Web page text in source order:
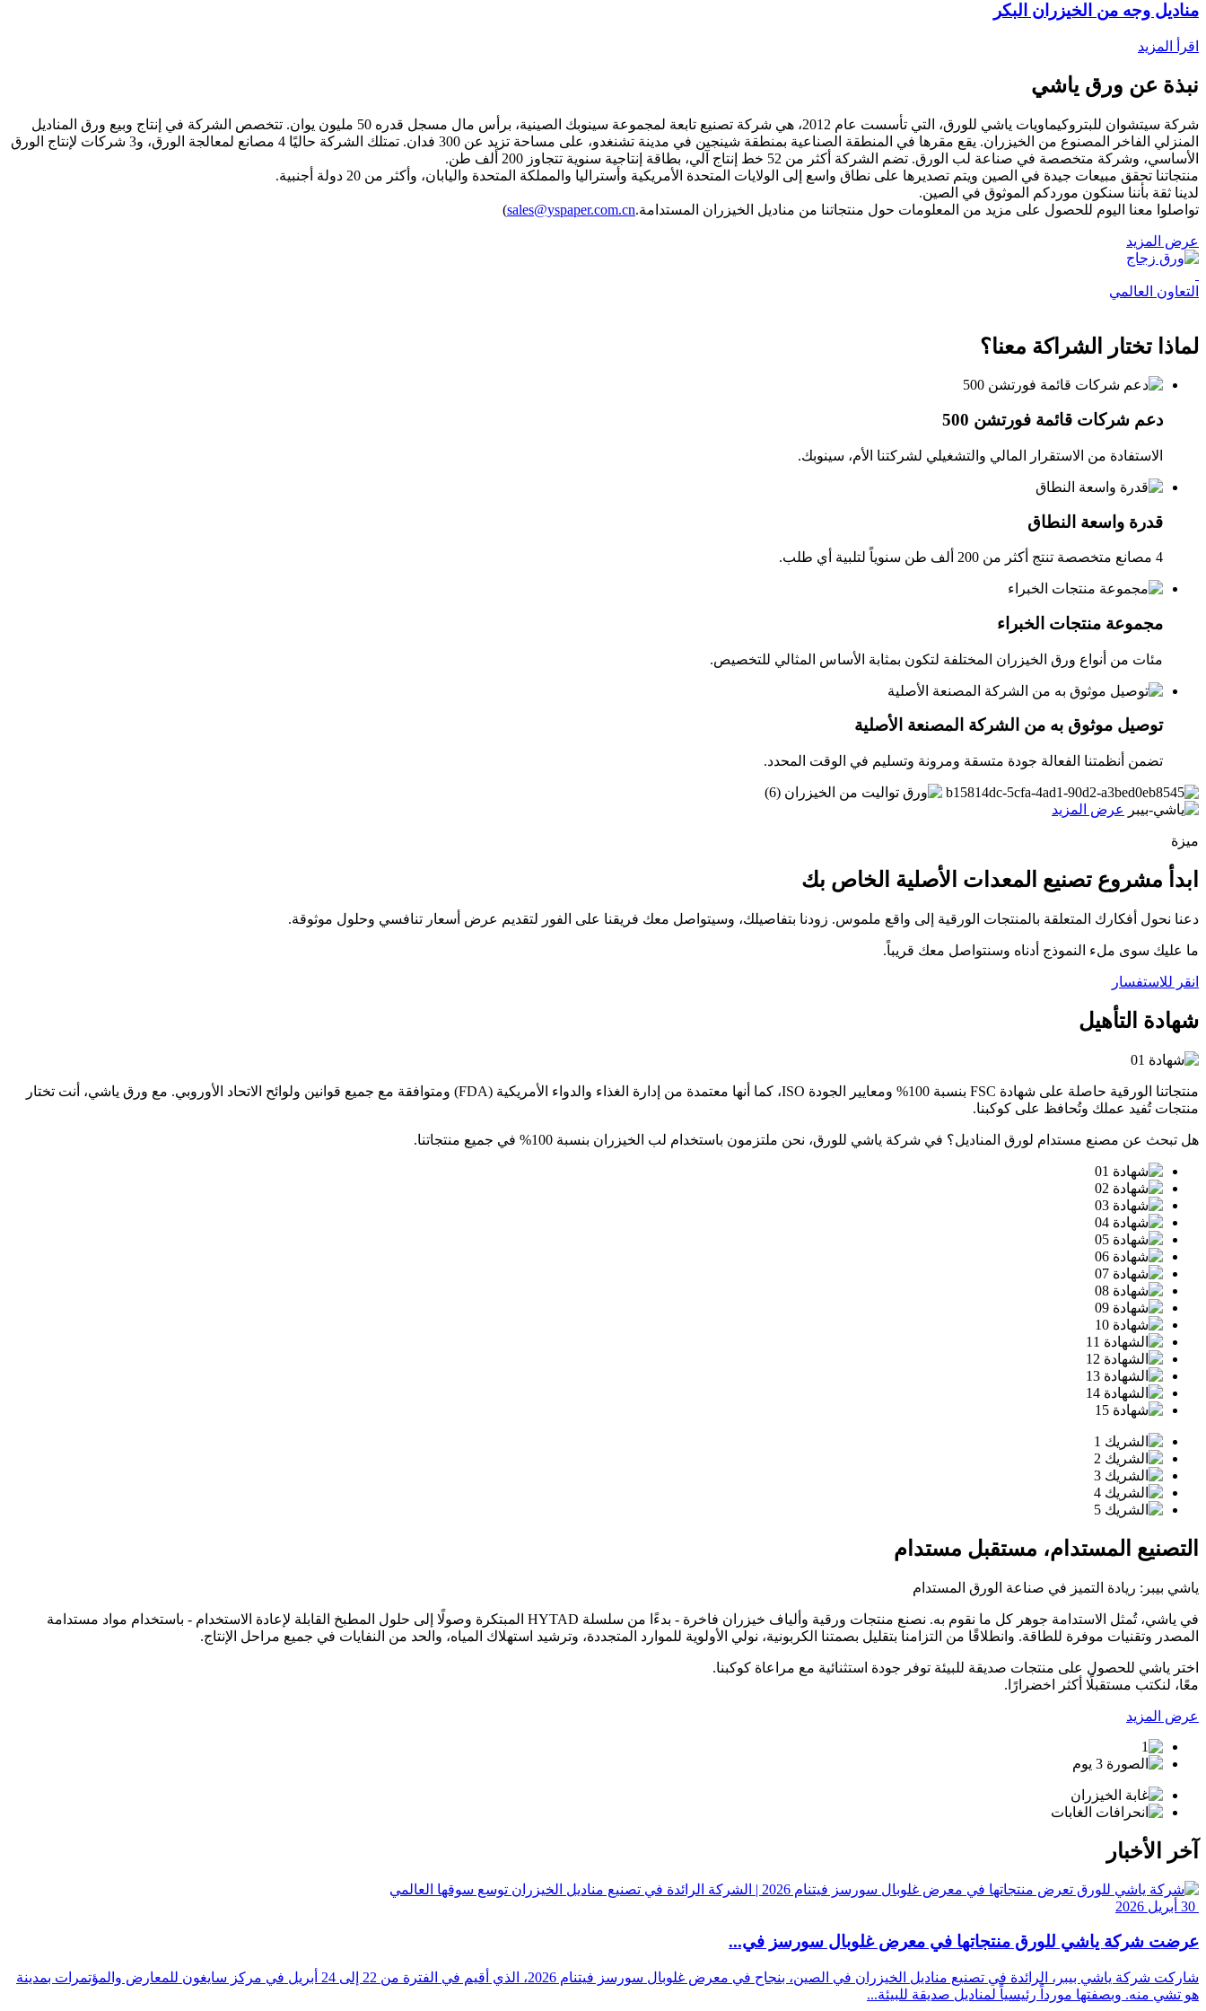
مناديل وجه من الخيزران البكر
اقرأ المزيد
نبذة عن ورق ياشي
شركة سيتشوان للبتروكيماويات ياشي للورق، التي تأسست عام 2012، هي شركة تصنيع تابعة لمجموعة سينوبك الصينية، برأس مال مسجل قدره 50 مليون يوان. تتخصص الشركة في إنتاج وبيع ورق المناديل
المنزلي الفاخر المصنوع من الخيزران. يقع مقرها في المنطقة الصناعية بمنطقة شينجين في مدينة تشنغدو، على مساحة تزيد عن 300 فدان. تمتلك الشركة حاليًا 4 مصانع لمعالجة الورق، و3 شركات لإنتاج الورق
الأساسي، وشركة متخصصة في صناعة لب الورق. تضم الشركة أكثر من 52 خط إنتاج آلي، بطاقة إنتاجية سنوية تتجاوز 200 ألف طن.
منتجاتنا تحقق مبيعات جيدة في الصين ويتم تصديرها على نطاق واسع إلى الولايات المتحدة الأمريكية وأستراليا والمملكة المتحدة واليابان، وأكثر من 20 دولة أجنبية.
لدينا ثقة بأننا سنكون موردكم الموثوق في الصين.
تواصلوا معنا اليوم للحصول على مزيد من المعلومات حول منتجاتنا من مناديل الخيزران المستدامة.sales@yspaper.com.cn
)
عرض المزيد
التعاون العالمي
لماذا تختار الشراكة معنا؟
دعم شركات قائمة فورتشن 500
الاستفادة من الاستقرار المالي والتشغيلي لشركتنا الأم، سينوبك.
قدرة واسعة النطاق
4 مصانع متخصصة تنتج أكثر من 200 ألف طن سنوياً لتلبية أي طلب.
مجموعة منتجات الخبراء
مئات من أنواع ورق الخيزران المختلفة لتكون بمثابة الأساس المثالي للتخصيص.
توصيل موثوق به من الشركة المصنعة الأصلية
تضمن أنظمتنا الفعالة جودة متسقة ومرونة وتسليم في الوقت المحدد.
عرض المزيد
ميزة
ابدأ مشروع تصنيع المعدات الأصلية الخاص بك
دعنا نحول أفكارك المتعلقة بالمنتجات الورقية إلى واقع ملموس. زودنا بتفاصيلك، وسيتواصل معك فريقنا على الفور لتقديم عرض أسعار تنافسي وحلول موثوقة.
ما عليك سوى ملء النموذج أدناه وسنتواصل معك قريباً.
انقر للاستفسار
شهادة التأهيل
منتجاتنا الورقية حاصلة على شهادة FSC بنسبة 100% ومعايير الجودة ISO، كما أنها معتمدة من إدارة الغذاء والدواء الأمريكية (FDA) ومتوافقة مع جميع قوانين ولوائح الاتحاد الأوروبي. مع ورق ياشي، أنت تختار
منتجات تُفيد عملك وتُحافظ على كوكبنا.
هل تبحث عن مصنع مستدام لورق المناديل؟ في شركة ياشي للورق، نحن ملتزمون باستخدام لب الخيزران بنسبة 100% في جميع منتجاتنا.
التصنيع المستدام، مستقبل مستدام
ياشي بيبر: ريادة التميز في صناعة الورق المستدام
في ياشي، تُمثل الاستدامة جوهر كل ما نقوم به. نصنع منتجات ورقية وألياف خيزران فاخرة - بدءًا من سلسلة HYTAD المبتكرة وصولًا إلى حلول المطبخ القابلة لإعادة الاستخدام - باستخدام مواد مستدامة
المصدر وتقنيات موفرة للطاقة. وانطلاقًا من التزامنا بتقليل بصمتنا الكربونية، نولي الأولوية للموارد المتجددة، وترشيد استهلاك المياه، والحد من النفايات في جميع مراحل الإنتاج.
اختر ياشي للحصول على منتجات صديقة للبيئة توفر جودة استثنائية مع مراعاة كوكبنا.
معًا، لنكتب مستقبلًا أكثر اخضرارًا.
عرض المزيد
آخر الأخبار
30 أبريل 2026
عرضت شركة ياشي للورق منتجاتها في معرض غلوبال سورسز في...
شاركت شركة ياشي بيبر، الرائدة في تصنيع مناديل الخيزران في الصين، بنجاح في معرض غلوبال سورسز فيتنام 2026، الذي أقيم في الفترة من 22 إلى 24 أبريل في مركز سايغون للمعارض والمؤتمرات بمدينة
هو تشي منه. وبصفتها مورداً رئيسياً لمناديل صديقة للبيئة...